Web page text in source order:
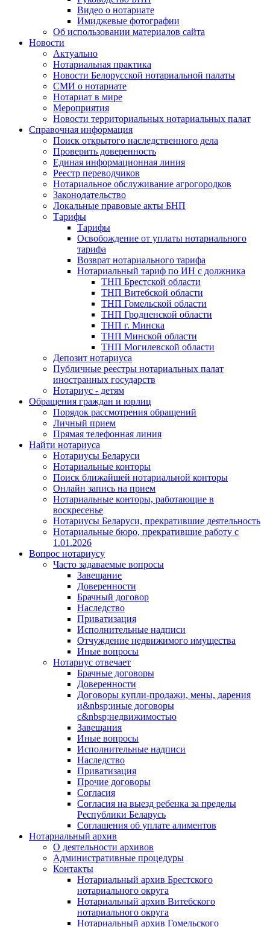
Видео о нотариате
Имиджевые фотографии
Об использовании материалов сайта
Новости
Актуально
Нотариальная практика
Новости Белорусской нотариальной палаты
СМИ о нотариате
Нотариат в мире
Мероприятия
Новости территориальных нотариальных палат
Справочная информация
Поиск открытого наследственного дела
Проверить доверенность
Единая информационная линия
Реестр переводчиков
Нотариальное обслуживание агрогородков
Законодательство
Локальные правовые акты БНП
Тарифы
Тарифы
Освобождение от уплаты нотариального
тарифа
Возврат нотариального тарифа
Нотариальный тариф по ИН с должника
ТНП Брестской области
ТНП Витебской области
ТНП Гомельской области
ТНП Гродненской области
ТНП г. Минска
ТНП Минской области
ТНП Могилевской области
Депозит нотариуса
Публичные реестры нотариальных палат
иностранных государств
Нотариус - детям
Обращения граждан и юрлиц
Порядок рассмотрения обращений
Личный прием
Прямая телефонная линия
Найти нотариуса
Нотариусы Беларуси
Нотариальные конторы
Поиск ближайшей нотариальной конторы
Онлайн запись на прием
Нотариальные конторы, работающие в
воскресенье
Нотариусы Беларуси, прекратившие деятельность
Нотариальные бюро, прекратившие работу с
1.01.2026
Вопрос нотариусу
Часто задаваемые вопросы
Завещание
Доверенности
Брачный договор
Наследство
Приватизация
Исполнительные надписи
Отчуждение недвижимого имущества
Иные вопросы
Нотариус отвечает
Брачные договоры
Доверенности
Договоры купли-продажи, мены, дарения
и&nbsp;иные договоры
с&nbsp;недвижимостью
Завещания
Иные вопросы
Исполнительные надписи
Наследство
Приватизация
Прочие договоры
Согласия
Согласия на выезд ребенка за пределы
Республики Беларусь
Соглашения об уплате алиментов
Нотариальный архив
О деятельности архивов
Административные процедуры
Контакты
Нотариальный архив Брестского
нотариального округа
Нотариальный архив Витебского
нотариального округа
Нотариальный архив Гомельского